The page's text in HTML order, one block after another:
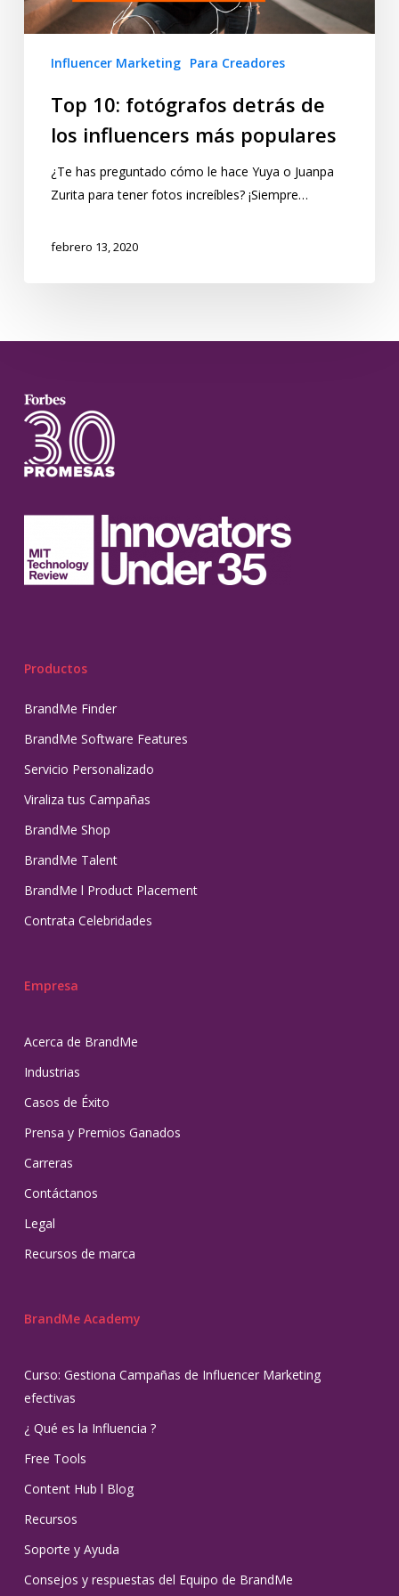
Influencer Marketing Para Creadores
Top 10: fotógrafos detrás de
los influencers más populares
¿Te has preguntado cómo le hace Yuya o Juanpa
Zurita para tener fotos increíbles? ¡Siempre…
febrero 13, 2020
Productos
BrandMe Finder
BrandMe Software Features
Servicio Personalizado
Viraliza tus Campañas
BrandMe Shop
BrandMe Talent
BrandMe l Product Placement
Contrata Celebridades
Empresa
Acerca de BrandMe
Industrias
Casos de Éxito
Prensa y Premios Ganados
Carreras
Contáctanos
Legal
Recursos de marca
BrandMe Academy
Curso: Gestiona Campañas de Influencer Marketing
efectivas
¿ Qué es la Influencia ?
Free Tools
Content Hub l Blog
Recursos
Soporte y Ayuda
Consejos y respuestas del Equipo de BrandMe